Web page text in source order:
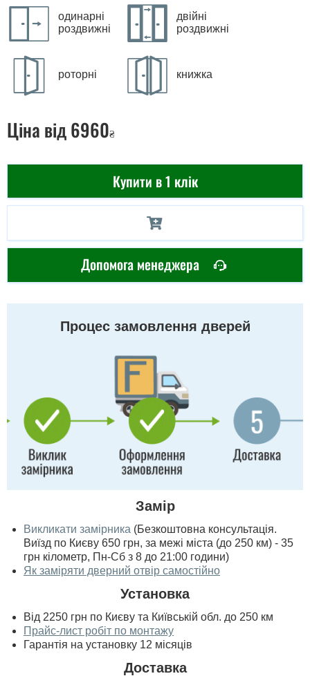
одинарні
роздвижні
двійні
роздвижні
роторні книжка
Ціна від 6960₴
Купити в 1 клік
Допомога менеджера
Процес замовлення дверей
Замір
Викликати замірника (Безкоштовна консультація.
Виїзд по Києву 650 грн, за межі міста (до 250 км) - 35
грн кілометр, Пн-Сб з 8 до 21:00 години)
Як заміряти дверний отвір самостійно
Установка
Від 2250 грн по Києву та Київській обл. до 250 км
Прайс-лист робіт по монтажу
Гарантія на установку 12 місяців
Доставка